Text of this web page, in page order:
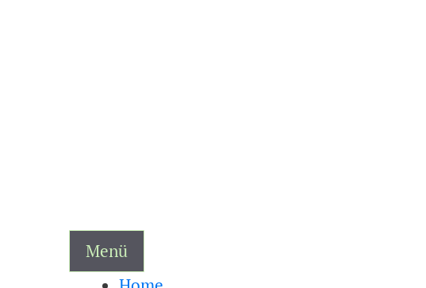
Menü